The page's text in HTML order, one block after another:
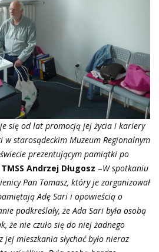
się od lat promocją jej życia i kariery
w starosądeckim Muzeum Regionalnym
prezentującym pamiątki po
Andrzej Długosz –W spotkaniu
Pan Tomasz, który je zorganizował
Adę Sari i opowieścią o
podkreślały, że Ada Sari była osobą
że nie czuło się do niej żadnego
jej mieszkania słychać było nieraz